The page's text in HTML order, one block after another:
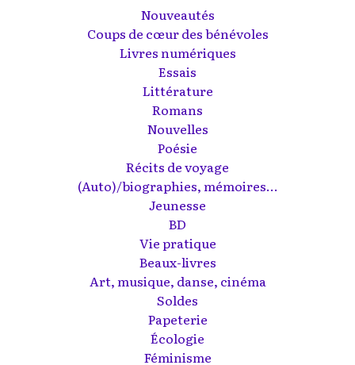
Nouveautés
Coups de cœur des bénévoles
Livres numériques
Essais
Littérature
Romans
Nouvelles
Poésie
Récits de voyage
(Auto)/biographies, mémoires...
Jeunesse
BD
Vie pratique
Beaux-livres
Art, musique, danse, cinéma
Soldes
Papeterie
Écologie
Féminisme